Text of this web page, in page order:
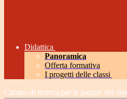
Didattica
Panoramica
Offerta formativa
I progetti delle classi
Campo di ricerca per le pagine del sito